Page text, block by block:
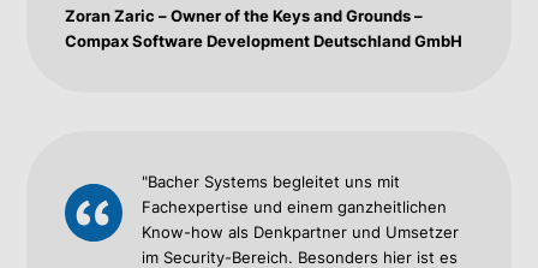
Zoran Zaric – Owner of the Keys and Grounds –
Compax Software Development Deutschland GmbH
"Bacher Systems begleitet uns mit
Fachexpertise und einem ganzheitlichen
Know-how als Denkpartner und Umsetzer
im Security-Bereich. Besonders hier ist es